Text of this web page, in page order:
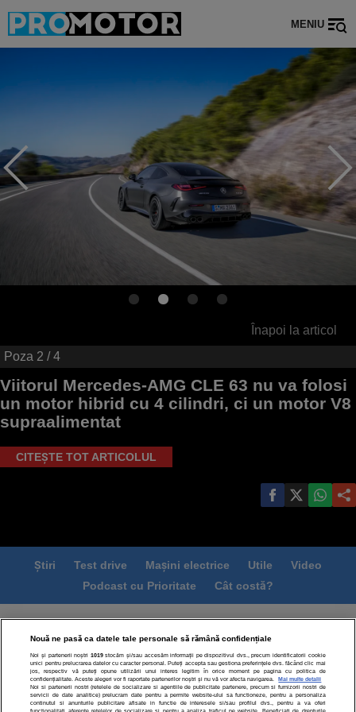
MENIU
Înapoi la articol
Poza 2 / 4
Viitorul Mercedes-AMG CLE 63 nu va folosi
un motor hibrid cu 4 cilindri, ci un motor V8
supraalimentat
CITEȘTE TOT ARTICOLUL
Știri Test drive Mașini electrice Utile
Video
Podcast cu Prioritate
Cât costă?
Termeni si conditii
Politica de confidentialitate
Politica de cookies
Echipa editorială
Modifică Setările
Nouă ne pasă ca datele tale personale să rămână confidențiale
Noi și partenerii noștri 1019stocăm și/sau accesăm informații pe dispozitivul dvs., precum identificatorii cookie
unici pentru prelucrarea datelor cu caracter personal. Puteți accepta sau gestiona preferințele dvs. făcând clic mai
jos, respectiv vă puteți opune utilizării unui interes legitim în orice moment pe pagina cu politica de
confidențialitate. Aceste alegeri vor fi raportate partenerilor noștri și nu vă vor afecta navigarea.
Mai multe detalii
Noi si partenerii nostri (retelele de socializare si agentiile de publicitate partenere, precum si furnizorii nostri de
servicii de date analitice) prelucram date pentru a permite website-ului sa functioneze, pentru a personaliza
continutul si anunturile publicitare afisate in functie de interesele si/sau profilul dvs., pentru a va oferi
functionalitati aferente retelelor de socializare si pentru a analiza traficul pe website. Beneficiati de drepturile